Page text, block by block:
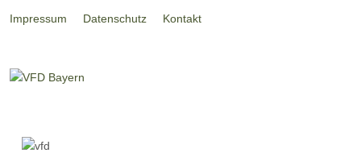
Impressum Datenschutz Kontakt